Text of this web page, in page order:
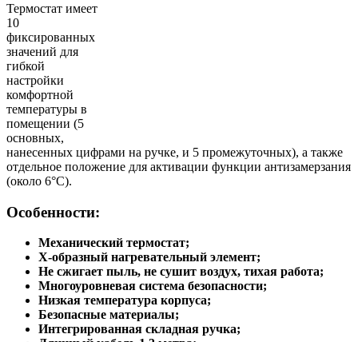
Термостат имеет
10
фиксированных
значений для
гибкой
настройки
комфортной
температуры в
помещении (5
основных,
нанесенных цифрами на ручке, и 5 промежуточных), а также
отдельное положение для активации функции антизамерзания
(около 6°С).
Особенности:
Механический термостат;
Х-образный нагревательный элемент;
Не сжигает пыль, не сушит воздух, тихая работа;
Многоуровневая система безопасности;
Низкая температура корпуса;
Безопасные материалы;
Интегрированная складная ручка;